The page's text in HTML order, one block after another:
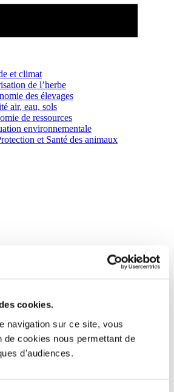
cookies.
navigation sur ce site, vous
de cookies nous permettant de
d'audiences.
et climat
de l’herbe
des élevages
air, eau, sols
de ressources
environnementale
et Santé des animaux
– mise en marché